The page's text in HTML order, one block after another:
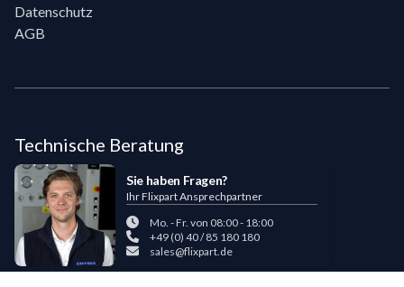
Datenschutz
AGB
Technische Beratung
Sie haben Fragen?
Ihr Flixpart Ansprechpartner
Mo. - Fr. von 08:00 - 18:00
+49 (0) 40 / 85 180 180
sales@flixpart.de